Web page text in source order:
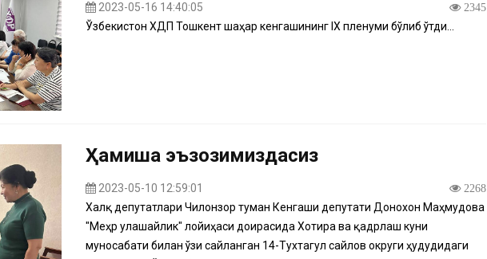
2023-05-16 14:40:05 2345
Ўзбекистон ХДП Тошкент шаҳар кенгашининг IX пленуми бўлиб ўтди...
Ҳамиша эъзозимиздасиз
2023-05-10 12:59:01 2268
Халқ депутатлари Чилонзор туман Кенгаши депутати Донохон Маҳмудова
"Меҳр улашайлик" лойиҳаси доирасида Хотира ва қадрлаш куни
муносабати билан ўзи сайланган 14-Тухтагул сайлов округи ҳудудидаги